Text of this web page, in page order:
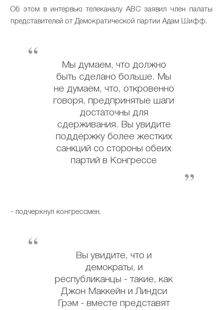
Об этом в интервью телеканалу ABC заявил член палаты
представителей от Демократической партии Адам Шифф.
Мы думаем, что должно
быть сделано больше. Мы
не думаем, что, откровенно
говоря, предпринятые шаги
достаточны для
сдерживания. Вы увидите
поддержку более жестких
санкций со стороны обеих
партий в Конгрессе
- подчеркнул конгрессмен.
Вы увидите, что и
демократы, и
республиканцы - такие, как
Джон Маккейн и Линдси
Грэм - вместе представят